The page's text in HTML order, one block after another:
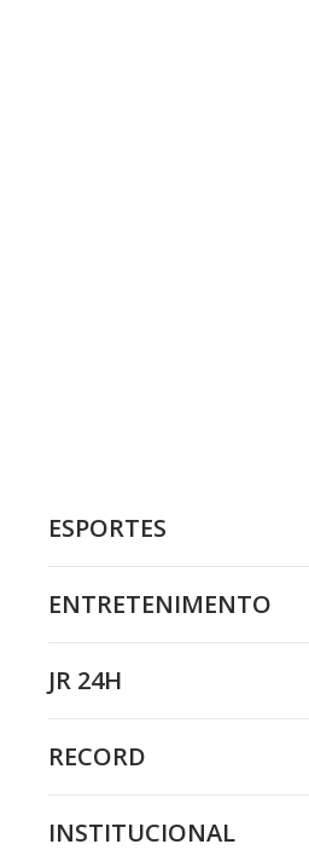
ESPORTES
ENTRETENIMENTO
JR 24H
RECORD
INSTITUCIONAL